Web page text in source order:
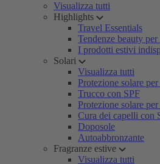
Visualizza tutti
Highlights
Travel Essentials
Tendenze beauty per
I prodotti estivi
Solari
Visualizza tutti
Protezione solare
Trucco con SPF
Protezione solare
Cura dei capelli con
Doposole
Autoabbronzante
Fragranze estive
Visualizza tutti